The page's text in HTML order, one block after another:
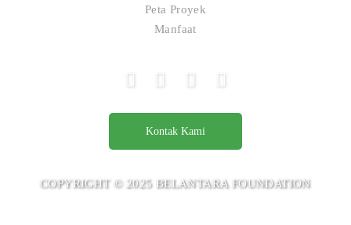
Peta Proyek
Manfaat
Kontak Kami
COPYRIGHT © 2025 BELANTARA FOUNDATION